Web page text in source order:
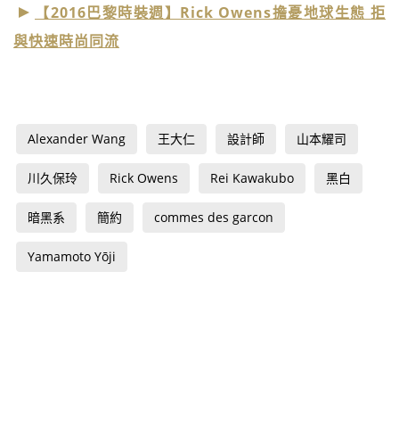
【2016巴黎時裝週】Rick Owens擔憂地球生態 拒
與快速時尚同流
Alexander Wang 王大仁 設計師 山本耀司
川久保玲 Rick Owens Rei Kawakubo 黑白
暗黑系 簡約 commes des garcon
Yamamoto Yōji